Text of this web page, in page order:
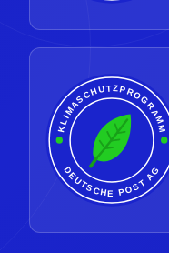
KLIMASCHUTZPROGRAMM
DEUTSCHE POST AG